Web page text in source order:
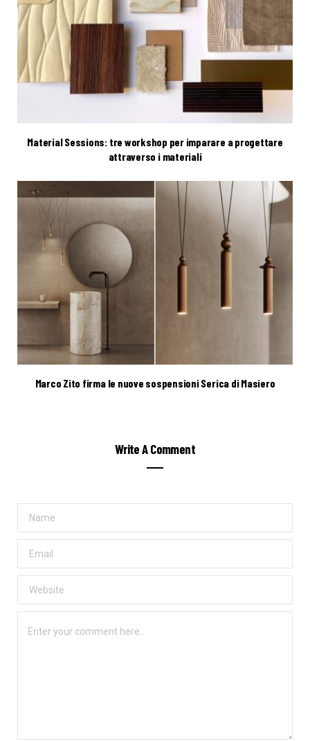
Material Sessions: tre workshop per imparare a progettare
attraverso i materiali
Marco Zito firma le nuove sospensioni Serica di Masiero
Write A Comment